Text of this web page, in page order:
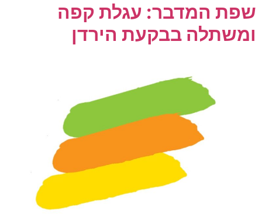
שפת המדבר: עגלת קפה
ומשתלה בבקעת הירדן